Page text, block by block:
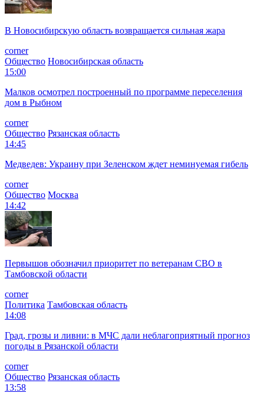
В Новосибирскую область возвращается сильная жара
corner
Общество Новосибирская область
15:00
Малков осмотрел построенный по программе переселения
дом в Рыбном
corner
Общество Рязанская область
14:45
Медведев: Украину при Зеленском ждет неминуемая гибель
corner
Общество Москва
14:42
Первышов обозначил приоритет по ветеранам СВО в
Тамбовской области
corner
Политика Тамбовская область
14:08
Град, грозы и ливни: в МЧС дали неблагоприятный прогноз
погоды в Рязанской области
corner
Общество Рязанская область
13:58